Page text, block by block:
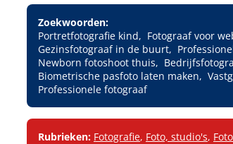
Zoekwoorden:
Portretfotografie kind
Fotograaf voor
Gezinsfotograaf in de buurt
Newborn fotoshoot thuis
Biometrische pasfoto laten maken
Professionele fotograaf
Rubrieken: Fotografie, Foto, studio's,